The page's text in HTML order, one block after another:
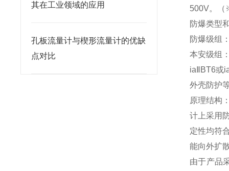
其在工业领域的应用
孔板流量计与楔形流量计的优缺
点对比
500V。（
防爆类型
防爆级组
本安级组
iaⅡBT6或
外壳防护
原理结构
计上采用
定性均符
能向外扩
由于产品